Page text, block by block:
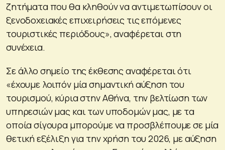
ζητήματα που θα κληθούν να αντιμετωπίσουν οι
ξενοδοχειακές επιχειρήσεις τις επόμενες
τουριστικές περιόδους», αναφέρεται στη
συνέχεια.
Σε άλλο σημείο της έκθεσης αναφέρεται ότι
«έχουμε λοιπόν μία σημαντική αύξηση του
τουρισμού, κύρια στην Αθήνα, την βελτίωση των
υπηρεσιών μας και των υποδομών μας, με τα
οποία σίγουρα μπορούμε να προσβλέπουμε σε μία
θετική εξέλιξη για την χρήση του 2026, με αύξηση